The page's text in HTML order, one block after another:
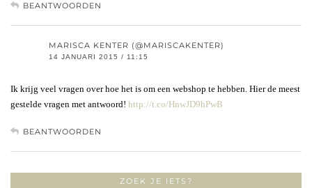
BEANTWOORDEN
MARISCA KENTER (@MARISCAKENTER)
14 JANUARI 2015 / 11:15
Ik krijg veel vragen over hoe het is om een webshop te hebben. Hier de meest
gestelde vragen met antwoord! http://t.co/HnwJD9hPwB
BEANTWOORDEN
ZOEK JE IETS?